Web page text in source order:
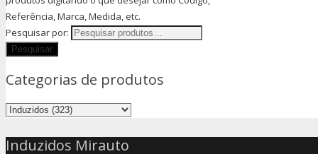
Referência, Marca, Medida, etc.
Pesquisar por:
Categorias de produtos
Induzidos Mirauto